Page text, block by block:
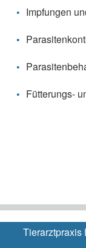
Impfungen
Fütterungs-
Tierarztpraxis